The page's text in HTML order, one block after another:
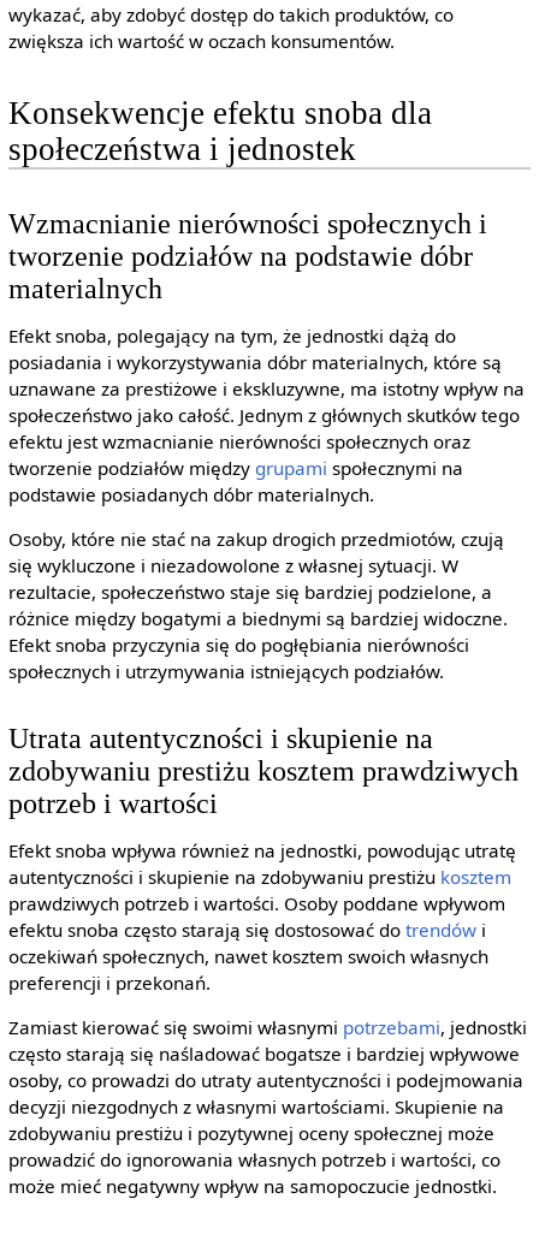
wykazać, aby zdobyć dostęp do takich produktów, co
zwiększa ich wartość w oczach konsumentów.
Konsekwencje efektu snoba dla
społeczeństwa i jednostek
Wzmacnianie nierówności społecznych i
tworzenie podziałów na podstawie dóbr
materialnych
Efekt snoba, polegający na tym, że jednostki dążą do
posiadania i wykorzystywania dóbr materialnych, które są
uznawane za prestiżowe i ekskluzywne, ma istotny wpływ na
społeczeństwo jako całość. Jednym z głównych skutków tego
efektu jest wzmacnianie nierówności społecznych oraz
tworzenie podziałów między grupami społecznymi na
podstawie posiadanych dóbr materialnych.
Osoby, które nie stać na zakup drogich przedmiotów, czują
się wykluczone i niezadowolone z własnej sytuacji. W
rezultacie, społeczeństwo staje się bardziej podzielone, a
różnice między bogatymi a biednymi są bardziej widoczne.
Efekt snoba przyczynia się do pogłębiania nierówności
społecznych i utrzymywania istniejących podziałów.
Utrata autentyczności i skupienie na
zdobywaniu prestiżu kosztem prawdziwych
potrzeb i wartości
Efekt snoba wpływa również na jednostki, powodując utratę
autentyczności i skupienie na zdobywaniu prestiżu kosztem
prawdziwych potrzeb i wartości. Osoby poddane wpływom
efektu snoba często starają się dostosować do trendówi
oczekiwań społecznych, nawet kosztem swoich własnych
preferencji i przekonań.
Zamiast kierować się swoimi własnymi potrzebami, jednostki
często starają się naśladować bogatsze i bardziej wpływowe
osoby, co prowadzi do utraty autentyczności i podejmowania
decyzji niezgodnych z własnymi wartościami. Skupienie na
zdobywaniu prestiżu i pozytywnej oceny społecznej może
prowadzić do ignorowania własnych potrzeb i wartości, co
może mieć negatywny wpływ na samopoczucie jednostki.